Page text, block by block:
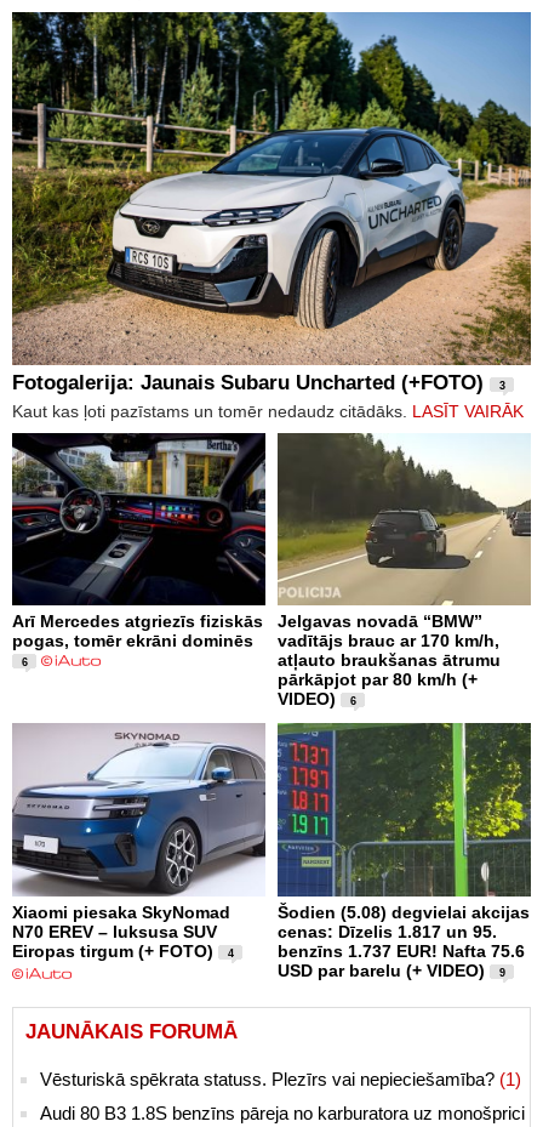
Fotogalerija: Jaunais Subaru Uncharted (+FOTO) 3
Kaut kas ļoti pazīstams un tomēr nedaudz citādāks. LASĪT VAIRĀK
Arī Mercedes atgriezīs fiziskās
pogas, tomēr ekrāni dominēs
6
Jelgavas novadā “BMW”
vadītājs brauc ar 170 km/h,
atļauto braukšanas ātrumu
pārkāpjot par 80 km/h (+
VIDEO)
6
Xiaomi piesaka SkyNomad
N70 EREV – luksusa SUV
Eiropas tirgum (+ FOTO)
4
Šodien (5.08) degvielai akcijas
cenas: Dīzelis 1.817 un 95.
benzīns 1.737 EUR! Nafta 75.6
USD par barelu (+ VIDEO)
9
JAUNĀKAIS FORUMĀ
Vēsturiskā spēkrata statuss. Plezīrs vai nepieciešamība? (1)
Audi 80 B3 1.8S benzīns pāreja no karburatora uz monošprici